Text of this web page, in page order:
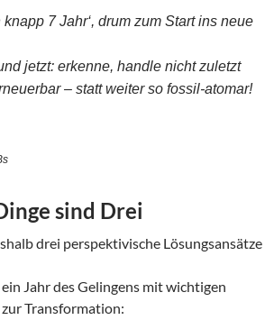
7 Jahr‘, drum zum Start ins neue
jetzt: erkenne, handle nicht zuletzt
– statt weiter so fossil-atomar!
sind Drei
drei perspektivische Lösungsansätze
Jahr des Gelingens mit wichtigen
Transformation: